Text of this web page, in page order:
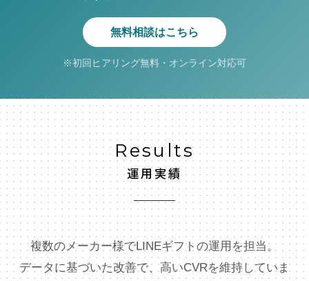
無料相談はこちら
※初回ヒアリング無料・オンライン対応可
Results
運用実績
複数のメーカー様でLINEギフトの運用を担当。
データに基づいた改善で、高いCVRを維持していま